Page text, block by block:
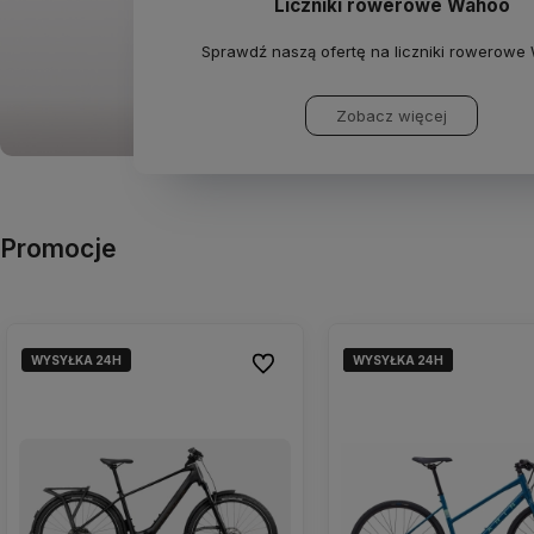
Liczniki rowerowe Wahoo
Sprawdź naszą ofertę na liczniki rowerowe
Zobacz więcej
Promocje
WYSYŁKA 24H Do ulubionych WYSYŁKA 24H
WYSYŁKA 24H
WYSYŁKA 24H